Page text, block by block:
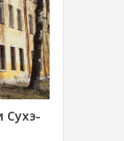
Сухэ-